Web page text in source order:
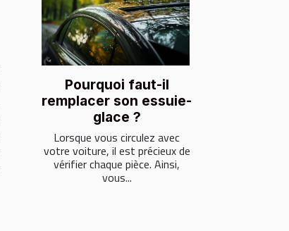
Pourquoi faut-il
remplacer son essuie-
glace ?
Lorsque vous circulez avec
votre voiture, il est précieux de
vérifier chaque pièce. Ainsi,
vous...